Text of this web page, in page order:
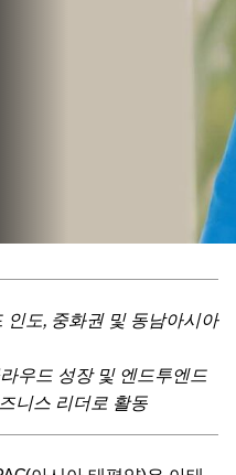
인도, 중화권 및 동남아시아
우드 성장 및 엔드투엔드
니스 리더로 활동